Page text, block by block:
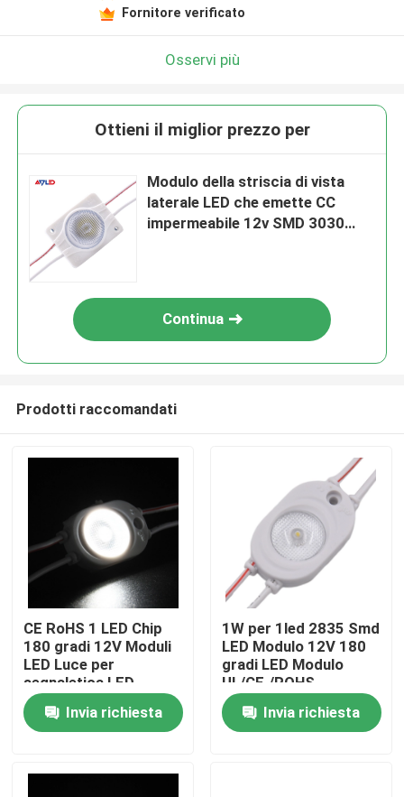
Casa
Fornitore verificato
Osservi più
Ottieni il miglior prezzo per
Modulo della striscia di vista
laterale LED che emette CC
impermeabile 12v SMD 3030
Continua
Prodotti raccomandati
CE RoHS 1 LED Chip
180 gradi 12V Moduli
LED Luce per
segnaletica LED
Segnali commerciali,
luci decorative Alta
qualità
Invia richiesta
1W per 1led 2835 Smd
LED Modulo 12V 180
gradi LED Modulo
UL/CE./ROHS
Certificazione
superataInvia richiesta